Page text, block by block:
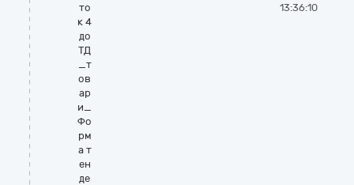
то
к 4
до
ТД
_т
ов
ар
и_
Фо
рм
а т
ен
де
13:36:10